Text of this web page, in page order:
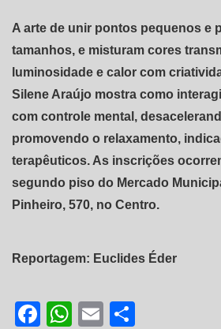
A arte de unir pontos pequenos e
tamanhos, e misturam cores
luminosidade e calor com
Silene Araújo mostra como
com controle mental,
promovendo o relaxamento,
terapêuticos. As inscrições
segundo piso do Mercado
Pinheiro, 570, no Centro.
Reportagem: Euclides Éder
Facebook
WhatsApp
Email